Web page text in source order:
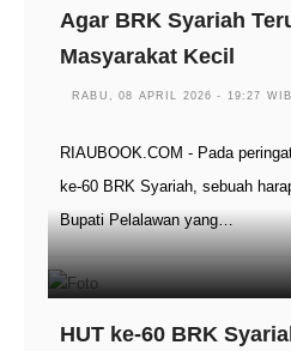
Agar BRK Syariah
Masyarakat Kecil
RABU, 08 APRIL 2026 - 19:27 WIB
RIAUBOOK.COM - Pada
ke-60 BRK Syariah, sebuah
Bupati Pelalawan yang…
HUT ke-60 BRK